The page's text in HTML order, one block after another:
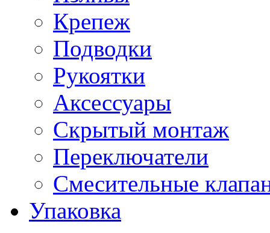
Крепеж
Подводки
Рукоятки
Аксессуары
Скрытый монтаж
Переключатели
Смесительные
Упаковка